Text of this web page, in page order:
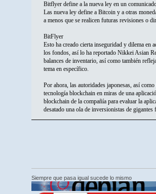
Bitflyer define a la nueva ley en un
Las nueva ley define a Bitcoin y a otras
a menos que se realicen futuras revisiones o
BitFlyer
Esto ha creado cierta inseguridad y dilema en
los fondos, así lo ha reportado Nikkei Asian
balances de inventario, así como también
tema en específico.
Por ahora, las autoridades japonesas, así
tecnología blockchain en miras de una
blockchain de la compañía para evaluar la
desatado una ola de inversionistas de
Siempre que pasa igual sucede lo mismo